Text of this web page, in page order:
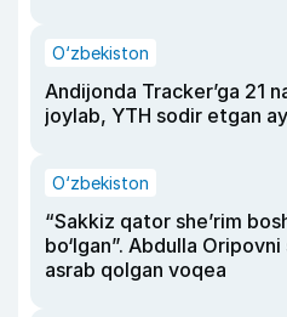
O‘zbekiston
Andijonda Tracker’ga 21
joylab, YTH sodir etgan
O‘zbekiston
“Sakkiz qator she’rim
bo‘lgan”. Abdulla
asrab qolgan voqea